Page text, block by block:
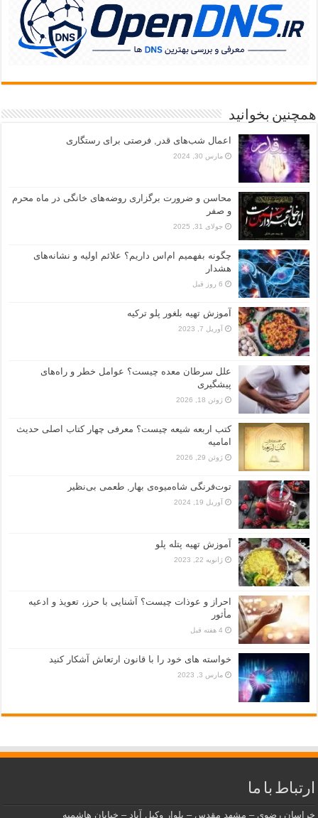
همچنین بخوانید
اعمال شب‌های قدر, فرصتی برای رستگاری
مارس 30, 2024
محاسن و ضرورت برگزاری روضه‌های خانگی در ماه محرم
و صفر
جولای 31, 2025
چگونه بفهمیم ام‌اس داریم؟ علائم اولیه و نشانه‌های
هشدار
6 روز قبل
آموزش تهیه بلغور پلو ترکیه
آوریل 7, 2023
علل سرطان معده چیست؟ عوامل خطر و راه‌های
پیشگیری
ژوئن 18, 2026
کتب اربعه شیعه چیست؟ معرفی چهار کتاب اصلی حدیث
امامیه
ژوئن 29, 2026
توت‌فرنگی شاه‌میوه‌ی بهار, طعمی بی‌نظیر
آوریل 19, 2024
آموزش تهیه پتله پلو
ژانویه 22, 2023
احراز و عوذات چیست؟ آشنایی با حرز، تعویذ و ادعیه
مأثور
4 هفته قبل
خواسته های خود را با قانون ارتعاش آشکار کنید
مارس 3, 2023
ارتباط با ما
خراسان رضوی – مشهد مقدس – بلوار وکیل آباد – خیابان هاشمیه